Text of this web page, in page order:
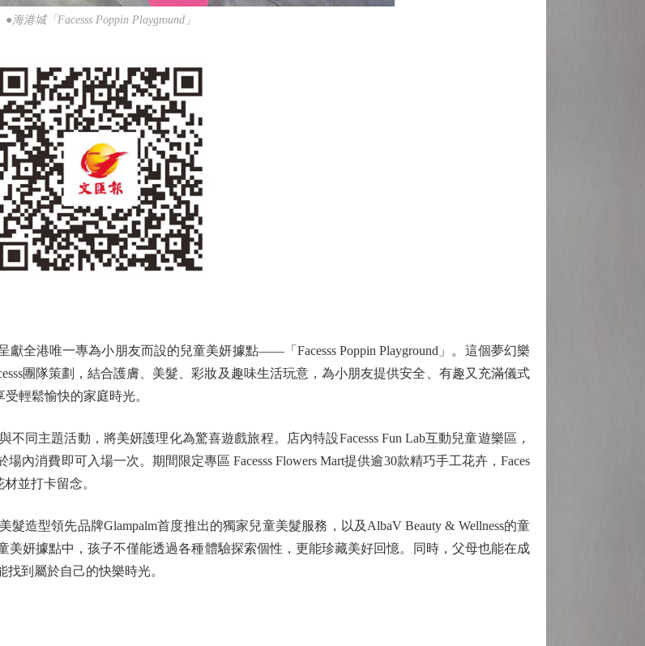
●海港城「Facesss Poppin Playground」
全港唯一專為小朋友而設的兒童美妍據點——「Facesss Poppin Playground」。這個夢幻樂
團隊策劃，結合護膚、美髮、彩妝及趣味生活玩意，為小朋友提供安全、有趣又充滿儀式
輕鬆愉快的家庭時光。
同主題活動，將美妍護理化為驚喜遊戲旅程。店內特設Facesss Fun Lab互動兒童遊樂區，
內消費即可入場一次。期間限定專區 Facesss Flowers Mart提供逾30款精巧手工花卉，Faces
並打卡留念。
型領先品牌Glampalm首度推出的獨家兒童美髮服務，以及AlbaV Beauty & Wellness的童
妍據點中，孩子不僅能透過各種體驗探索個性，更能珍藏美好回憶。同時，父母也能在成
到屬於自己的快樂時光。